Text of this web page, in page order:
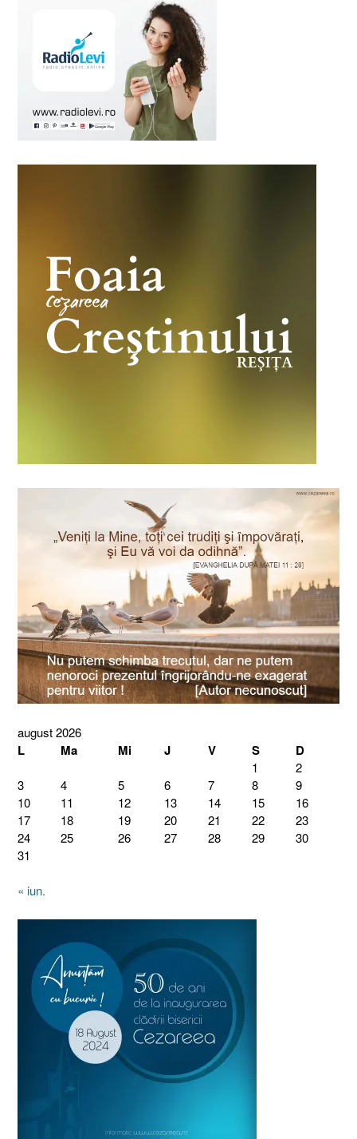
august 2026
L Ma Mi J V S D
1
2
3
4 5 6 7 8
9
10
11 12 13 14 15
16
17
18 19 20 21 22
23
24
25 26 27 28 29
30
31
« iun.